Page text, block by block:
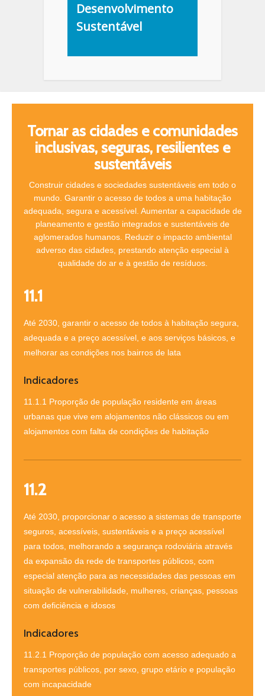
Desenvolvimento
Sustentável
Tornar as cidades e comunidades
inclusivas, seguras, resilientes e
sustentáveis
Construir cidades e sociedades sustentáveis em todo o
mundo. Garantir o acesso de todos a uma habitação
adequada, segura e acessível. Aumentar a capacidade de
planeamento e gestão integrados e sustentáveis de
aglomerados humanos. Reduzir o impacto ambiental
adverso das cidades, prestando atenção especial à
qualidade do ar e à gestão de resíduos.
11.1
Até 2030, garantir o acesso de todos à habitação segura,
adequada e a preço acessível, e aos serviços básicos, e
melhorar as condições nos bairros de lata
Indicadores
11.1.1 Proporção de população residente em áreas
urbanas que vive em alojamentos não clássicos ou em
alojamentos com falta de condições de habitação
11.2
Até 2030, proporcionar o acesso a sistemas de transporte
seguros, acessíveis, sustentáveis e a preço acessível
para todos, melhorando a segurança rodoviária através
da expansão da rede de transportes públicos, com
especial atenção para as necessidades das pessoas em
situação de vulnerabilidade, mulheres, crianças, pessoas
com deficiência e idosos
Indicadores
11.2.1 Proporção de população com acesso adequado a
transportes públicos, por sexo, grupo etário e população
com incapacidade